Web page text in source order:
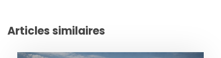
Articles similaires